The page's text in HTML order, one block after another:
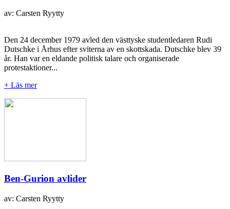
av: Carsten Ryytty
Den 24 december 1979 avled den västtyske studentledaren Rudi
Dutschke i Århus efter sviterna av en skottskada. Dutschke blev 39
år. Han var en eldande politisk talare och organiserade
protestaktioner...
+ Läs mer
Ben-Gurion avlider
av: Carsten Ryytty